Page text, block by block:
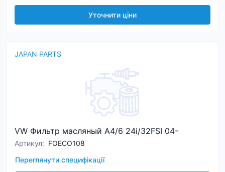
Уточнити ціни
JAPAN PARTS
VW Фильтр масляный A4/6 24i/32FSI 04-
Артикул: FOECO108
Переглянути специфікації